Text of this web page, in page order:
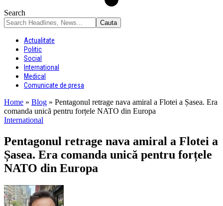
Search
Actualitate
Politic
Social
International
Medical
Comunicate de presa
Home » Blog » Pentagonul retrage nava amiral a Flotei a Șasea. Era
comanda unică pentru forțele NATO din Europa
International
Pentagonul retrage nava amiral a Flotei a
Șasea. Era comanda unică pentru forțele
NATO din Europa